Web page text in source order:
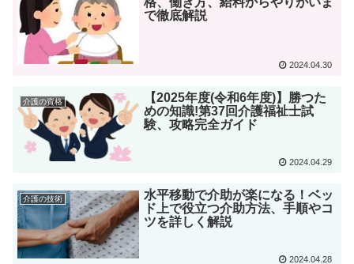
で徹底解説
2024.04.30
介護の資格
【2025年度(令和6年度)】勝つた
めの知識!第37回介護福祉士試
験、攻略完全ガイド
2024.04.29
介護の技術
水平移動で介助が楽になる！ベッ
ド上で役立つ介助方法、手順やコ
ツを詳しく解説
2024.04.28